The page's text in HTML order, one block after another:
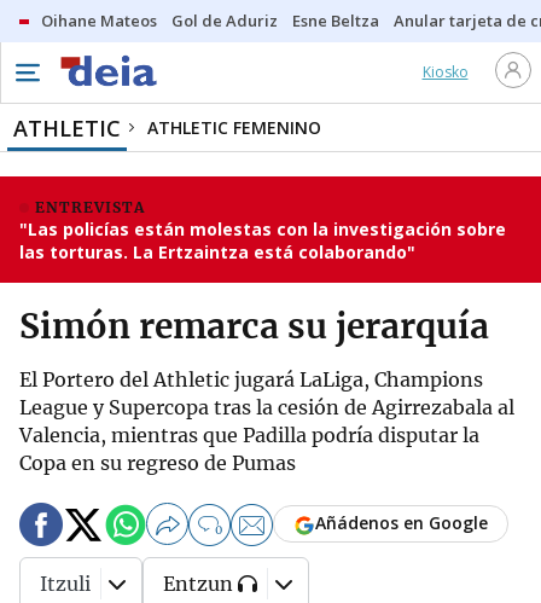
Oihane Mateos Gol de Aduriz Esne Beltza Anular tarjeta de
Kiosko
ATHLETIC ATHLETIC FEMENINO
ENTREVISTA
"Las policías están molestas con la investigación sobre
las torturas. La Ertzaintza está colaborando"
Simón remarca su jerarquía
El Portero del Athletic jugará LaLiga, Champions
League y Supercopa tras la cesión de Agirrezabala al
Valencia, mientras que Padilla podría disputar la
Copa en su regreso de Pumas
0 Añádenos en Google
Itzuli Entzun